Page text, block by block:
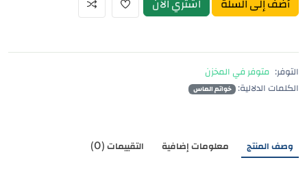
أضف إلى السلة اشتري الآن
التوفر: متوفر في المخزن
الكلمات الدلالية:
خواتم الماس
وصف المنتج معلومات إضافية التقييمات (0)